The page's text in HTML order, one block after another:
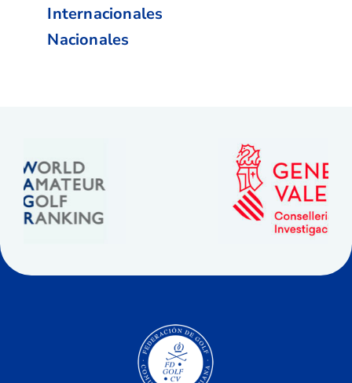
Internacionales
Nacionales